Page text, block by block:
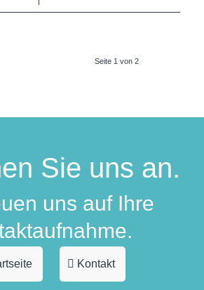
Seite 1 von 2
Sie uns an.
uns auf Ihre
Kontakt